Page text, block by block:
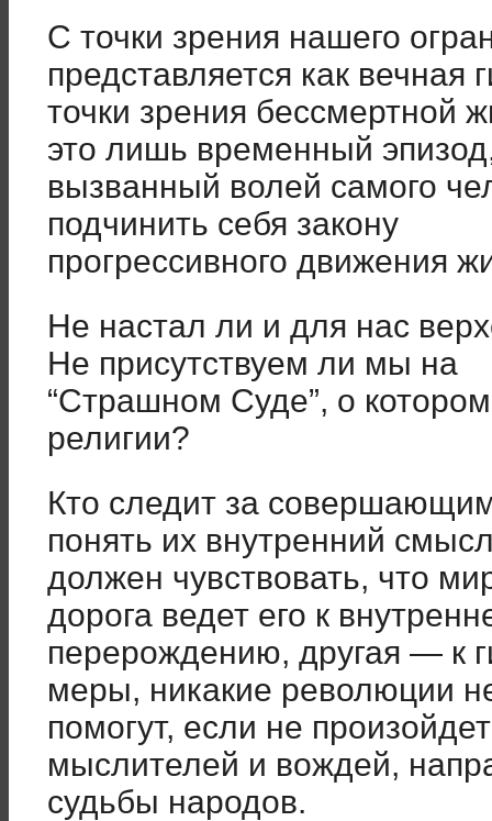
С точки зрения нашего
представляется как вечная
точки зрения бессмертной
это лишь временный
вызванный волей самого
подчинить себя закону
прогрессивного движения
Не настал ли и для нас
Не присутствуем ли мы на
“Страшном Суде”, о
религии?
Кто следит за
понять их внутренний
должен чувствовать, что
дорога ведет его к
перерождению, другая — к
меры, никакие революции
помогут, если не
мыслителей и вождей,
судьбы народов.